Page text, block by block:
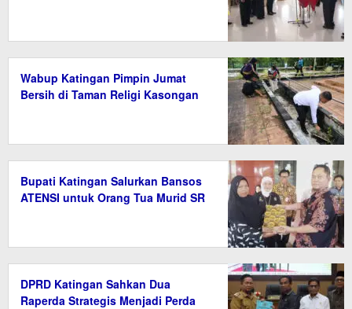
Wabup Katingan Pimpin Jumat
Bersih di Taman Religi Kasongan
Bupati Katingan Salurkan Bansos
ATENSI untuk Orang Tua Murid SR
DPRD Katingan Sahkan Dua
Raperda Strategis Menjadi Perda